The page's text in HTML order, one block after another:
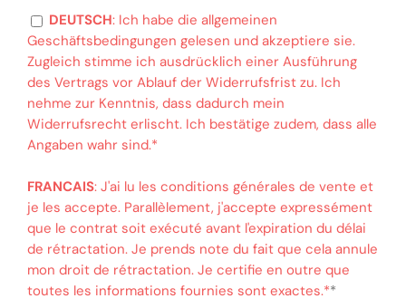
DEUTSCH: Ich habe die allgemeinen
Geschäftsbedingungen gelesen und akzeptiere sie.
Zugleich stimme ich ausdrücklich einer Ausführung
des Vertrags vor Ablauf der Widerrufsfrist zu. Ich
nehme zur Kenntnis, dass dadurch mein
Widerrufsrecht erlischt. Ich bestätige zudem, dass alle
Angaben wahr sind.*
FRANCAIS: J'ai lu les conditions générales de vente et
je les accepte. Parallèlement, j'accepte expressément
que le contrat soit exécuté avant l'expiration du délai
de rétractation. Je prends note du fait que cela annule
mon droit de rétractation. Je certifie en outre que
toutes les informations fournies sont exactes.**